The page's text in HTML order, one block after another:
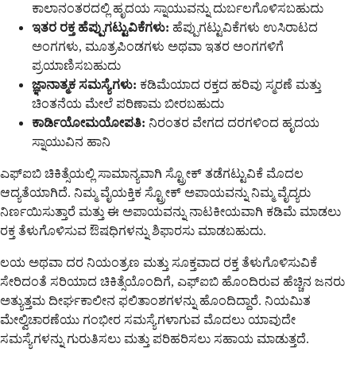
ಕಾಲಾನಂತರದಲ್ಲಿ ಹೃದಯ ಸ್ನಾಯುವನ್ನು ದುರ್ಬಲಗೊಳಿಸಬಹುದು
ಇತರ ರಕ್ತ ಹೆಪ್ಪುಗಟ್ಟುವಿಕೆಗಳು: ಹೆಪ್ಪುಗಟ್ಟುವಿಕೆಗಳು ಉಸಿರಾಟದ
ಅಂಗಗಳು, ಮೂತ್ರಪಿಂಡಗಳು ಅಥವಾ ಇತರ ಅಂಗಗಳಿಗೆ
ಪ್ರಯಾಣಿಸಬಹುದು
ಜ್ಞಾನಾತ್ಮಕ ಸಮಸ್ಯೆಗಳು: ಕಡಿಮೆಯಾದ ರಕ್ತದ ಹರಿವು ಸ್ಮರಣೆ ಮತ್ತು
ಚಿಂತನೆಯ ಮೇಲೆ ಪರಿಣಾಮ ಬೀರಬಹುದು
ಕಾರ್ಡಿಯೋಮಯೋಪತಿ: ನಿರಂತರ ವೇಗದ ದರಗಳಿಂದ ಹೃದಯ
ಸ್ನಾಯುವಿನ ಹಾನಿ
ಎಫ್‌ಐಬಿ ಚಿಕಿತ್ಸೆಯಲ್ಲಿ ಸಾಮಾನ್ಯವಾಗಿ ಸ್ಟ್ರೋಕ್ ತಡೆಗಟ್ಟುವಿಕೆ ಮೊದಲ
ಆದ್ಯತೆಯಾಗಿದೆ. ನಿಮ್ಮ ವೈಯಕ್ತಿಕ ಸ್ಟ್ರೋಕ್ ಅಪಾಯವನ್ನು ನಿಮ್ಮ ವೈದ್ಯರು
ನಿರ್ಣಯಿಸುತ್ತಾರೆ ಮತ್ತು ಈ ಅಪಾಯವನ್ನು ನಾಟಕೀಯವಾಗಿ ಕಡಿಮೆ ಮಾಡಲು
ರಕ್ತ ತೆಳುಗೊಳಿಸುವ ಔಷಧಿಗಳನ್ನು ಶಿಫಾರಸು ಮಾಡಬಹುದು.
ಲಯ ಅಥವಾ ದರ ನಿಯಂತ್ರಣ ಮತ್ತು ಸೂಕ್ತವಾದ ರಕ್ತ ತೆಳುಗೊಳಿಸುವಿಕೆ
ಸೇರಿದಂತೆ ಸರಿಯಾದ ಚಿಕಿತ್ಸೆಯೊಂದಿಗೆ, ಎಫ್‌ಐಬಿ ಹೊಂದಿರುವ ಹೆಚ್ಚಿನ ಜನರು
ಅತ್ಯುತ್ತಮ ದೀರ್ಘಕಾಲೀನ ಫಲಿತಾಂಶಗಳನ್ನು ಹೊಂದಿದ್ದಾರೆ. ನಿಯಮಿತ
ಮೇಲ್ವಿಚಾರಣೆಯು ಗಂಭೀರ ಸಮಸ್ಯೆಗಳಾಗುವ ಮೊದಲು ಯಾವುದೇ
ಸಮಸ್ಯೆಗಳನ್ನು ಗುರುತಿಸಲು ಮತ್ತು ಪರಿಹರಿಸಲು ಸಹಾಯ ಮಾಡುತ್ತದೆ.